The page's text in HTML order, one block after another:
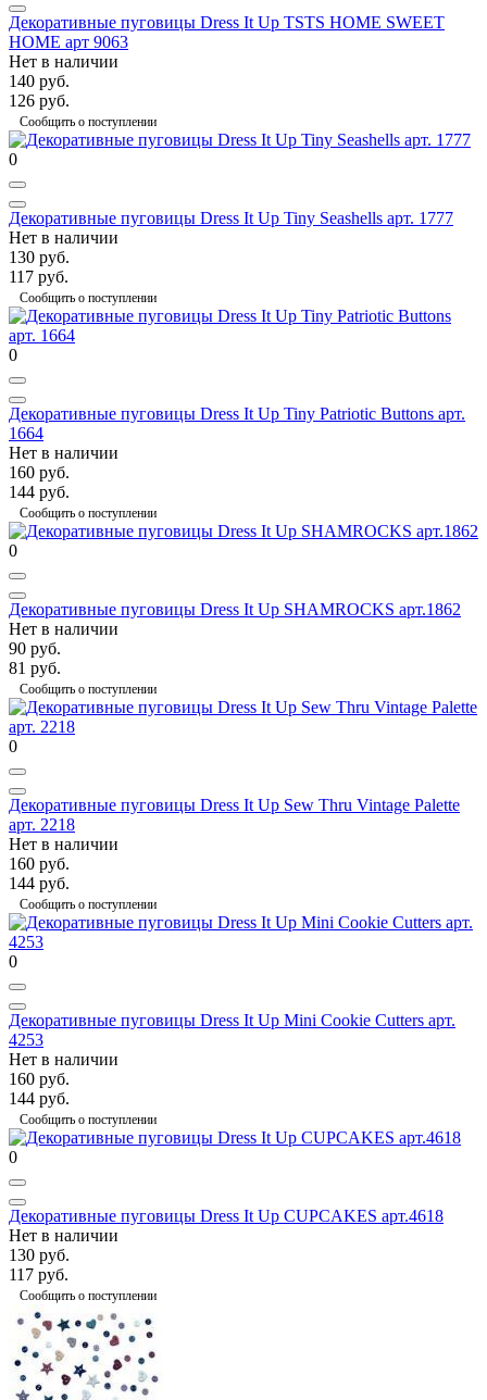
Декоративные пуговицы Dress It Up TSTS HOME SWEET
HOME арт 9063
Нет в наличии
140 руб.
126 руб.
Сообщить о поступлении
0
Декоративные пуговицы Dress It Up Tiny Seashells арт. 1777
Нет в наличии
130 руб.
117 руб.
Сообщить о поступлении
0
Декоративные пуговицы Dress It Up Tiny Patriotic Buttons арт.
1664
Нет в наличии
160 руб.
144 руб.
Сообщить о поступлении
0
Декоративные пуговицы Dress It Up SHAMROCKS арт.1862
Нет в наличии
90 руб.
81 руб.
Сообщить о поступлении
0
Декоративные пуговицы Dress It Up Sew Thru Vintage Palette
арт. 2218
Нет в наличии
160 руб.
144 руб.
Сообщить о поступлении
0
Декоративные пуговицы Dress It Up Mini Cookie Cutters арт.
4253
Нет в наличии
160 руб.
144 руб.
Сообщить о поступлении
0
Декоративные пуговицы Dress It Up CUPCAKES арт.4618
Нет в наличии
130 руб.
117 руб.
Сообщить о поступлении